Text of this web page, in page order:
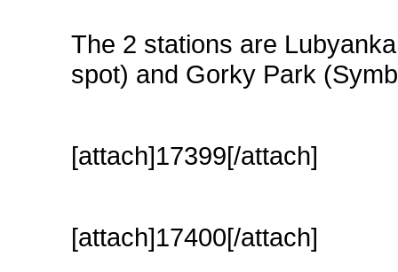
The 2 stations are
spot) and Gorky Park
[attach]17399[/attach]
[attach]17400[/attach]